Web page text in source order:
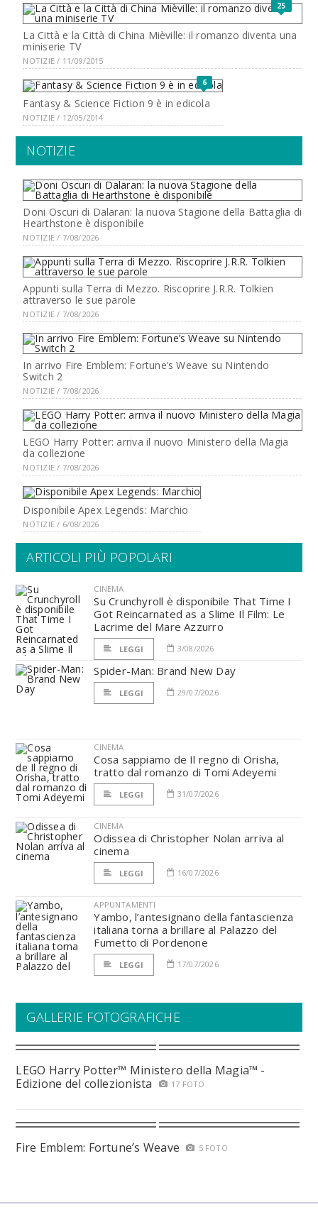
25
La Città e la Città di China Mièville: il romanzo diventa una
miniserie TV
NOTIZIE / 11/09/2015
6
Fantasy & Science Fiction 9 è in edicola
NOTIZIE / 12/05/2014
NOTIZIE
Doni Oscuri di Dalaran: la nuova Stagione della Battaglia di
Hearthstone è disponibile
NOTIZIE / 7/08/2026
Appunti sulla Terra di Mezzo. Riscoprire J.R.R. Tolkien
attraverso le sue parole
NOTIZIE / 7/08/2026
In arrivo Fire Emblem: Fortune’s Weave su Nintendo
Switch 2
NOTIZIE / 7/08/2026
LEGO Harry Potter: arriva il nuovo Ministero della Magia
da collezione
NOTIZIE / 7/08/2026
Disponibile Apex Legends: Marchio
NOTIZIE / 6/08/2026
ARTICOLI PIÙ POPOLARI
CINEMA
Su Crunchyroll è disponibile That Time I
Got Reincarnated as a Slime Il Film: Le
Lacrime del Mare Azzurro
LEGGI 3/08/2026
Spider-Man: Brand New Day
LEGGI 29/07/2026
CINEMA
Cosa sappiamo de Il regno di Orisha,
tratto dal romanzo di Tomi Adeyemi
LEGGI 31/07/2026
CINEMA
Odissea di Christopher Nolan arriva al
cinema
LEGGI 16/07/2026
APPUNTAMENTI
Yambo, l’antesignano della fantascienza
italiana torna a brillare al Palazzo del
Fumetto di Pordenone
LEGGI 17/07/2026
GALLERIE FOTOGRAFICHE
LEGO Harry Potter™ Ministero della Magia™ -
Edizione del collezionista
17 FOTO
Fire Emblem: Fortune’s Weave 5 FOTO